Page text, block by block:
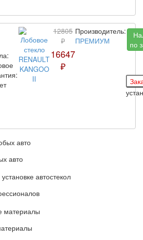
12805
₽
16647
₽
Производитель:
ПРЕМИУМ
по
авто